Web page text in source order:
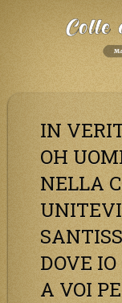
IN
OH
NELLA
DOVE
A VOI